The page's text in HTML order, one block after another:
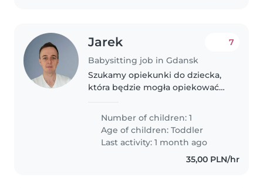
Jarek
Babysitting job in Gdansk
7
Szukamy opiekunki do dziecka,
która będzie mogła opiekować
aktywnym synem. Nasz maluch
uwielbia bawić się i odkrywać
nowe rzeczy. Zostawiamy
jedzenie,..
Number of children: 1
Age of children:Toddler
Last activity: 1 month ago
35,00 PLN/hr